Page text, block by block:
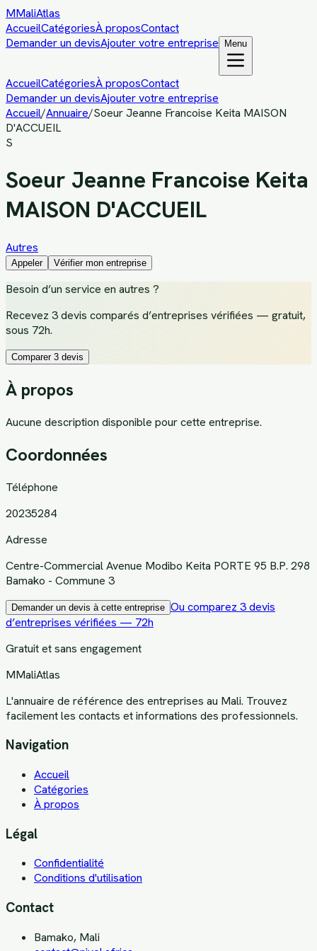
MMaliAtlas
AccueilCatégoriesÀ proposContact
Demander un devisAjouter votre entreprise Menu
AccueilCatégoriesÀ proposContact
Demander un devisAjouter votre entreprise
Accueil/Annuaire/Soeur Jeanne Francoise Keita MAISON
D'ACCUEIL
S
Soeur Jeanne Francoise Keita
MAISON D'ACCUEIL
Autres
Appeler Vérifier mon entreprise
Besoin d’un service en autres ?
Recevez 3 devis comparés d’entreprises vérifiées — gratuit,
sous 72h.
Comparer 3 devis
À propos
Aucune description disponible pour cette entreprise.
Coordonnées
Téléphone
20235284
Adresse
Centre-Commercial Avenue Modibo Keita PORTE 95 B.P. 298
Bamako - Commune 3
Demander un devis à cette entreprise Ou comparez 3 devis
d’entreprises vérifiées — 72h
Gratuit et sans engagement
MMaliAtlas
L'annuaire de référence des entreprises au Mali. Trouvez
facilement les contacts et informations des professionnels.
Navigation
Accueil
Catégories
À propos
Légal
Confidentialité
Conditions d'utilisation
Contact
Bamako, Mali